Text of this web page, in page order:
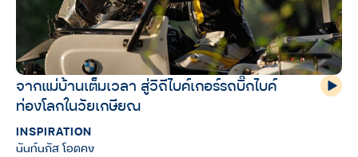
จากแม่บ้านเต็มเวลา สู่วิถีไบค์เกอร์รถบิ๊กไบค์
ท่องโลกในวัยเกษียณ
INSPIRATION
นันท์นภัส โอดคง